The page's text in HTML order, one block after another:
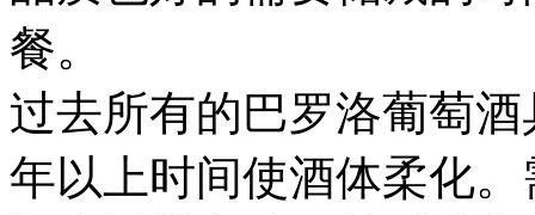
餐。
过去所有的巴罗洛葡萄
年以上时间使酒体柔化